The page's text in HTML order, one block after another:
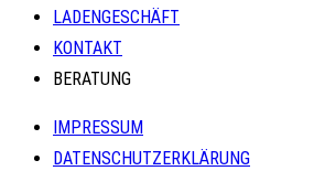
LADENGESCHÄFT
KONTAKT
BERATUNG
IMPRESSUM
DATENSCHUTZERKLÄRUNG